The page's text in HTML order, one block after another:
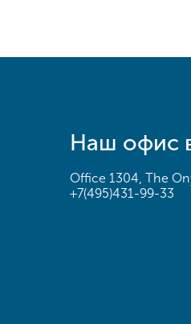
Наш офис
Office 1304, The
+7(495)431-99-33